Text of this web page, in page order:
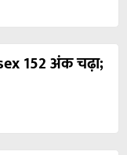
152 अंक चढ़ा;